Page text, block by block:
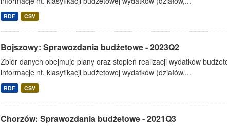
RDF CSV
Bojszowy: Sprawozdania budżetowe - 2023Q2
Zbiór danych obejmuje plany oraz stopień realizacji wydatków
informacje nt. klasyfikacji budżetowej wydatków (działów,...
RDF CSV
Chorzów: Sprawozdania budżetowe - 2021Q3